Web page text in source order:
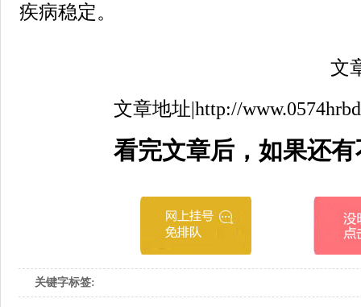
疾病稳定。
文章
文章地址|http://
看完文章后，如果还
关键字标签: